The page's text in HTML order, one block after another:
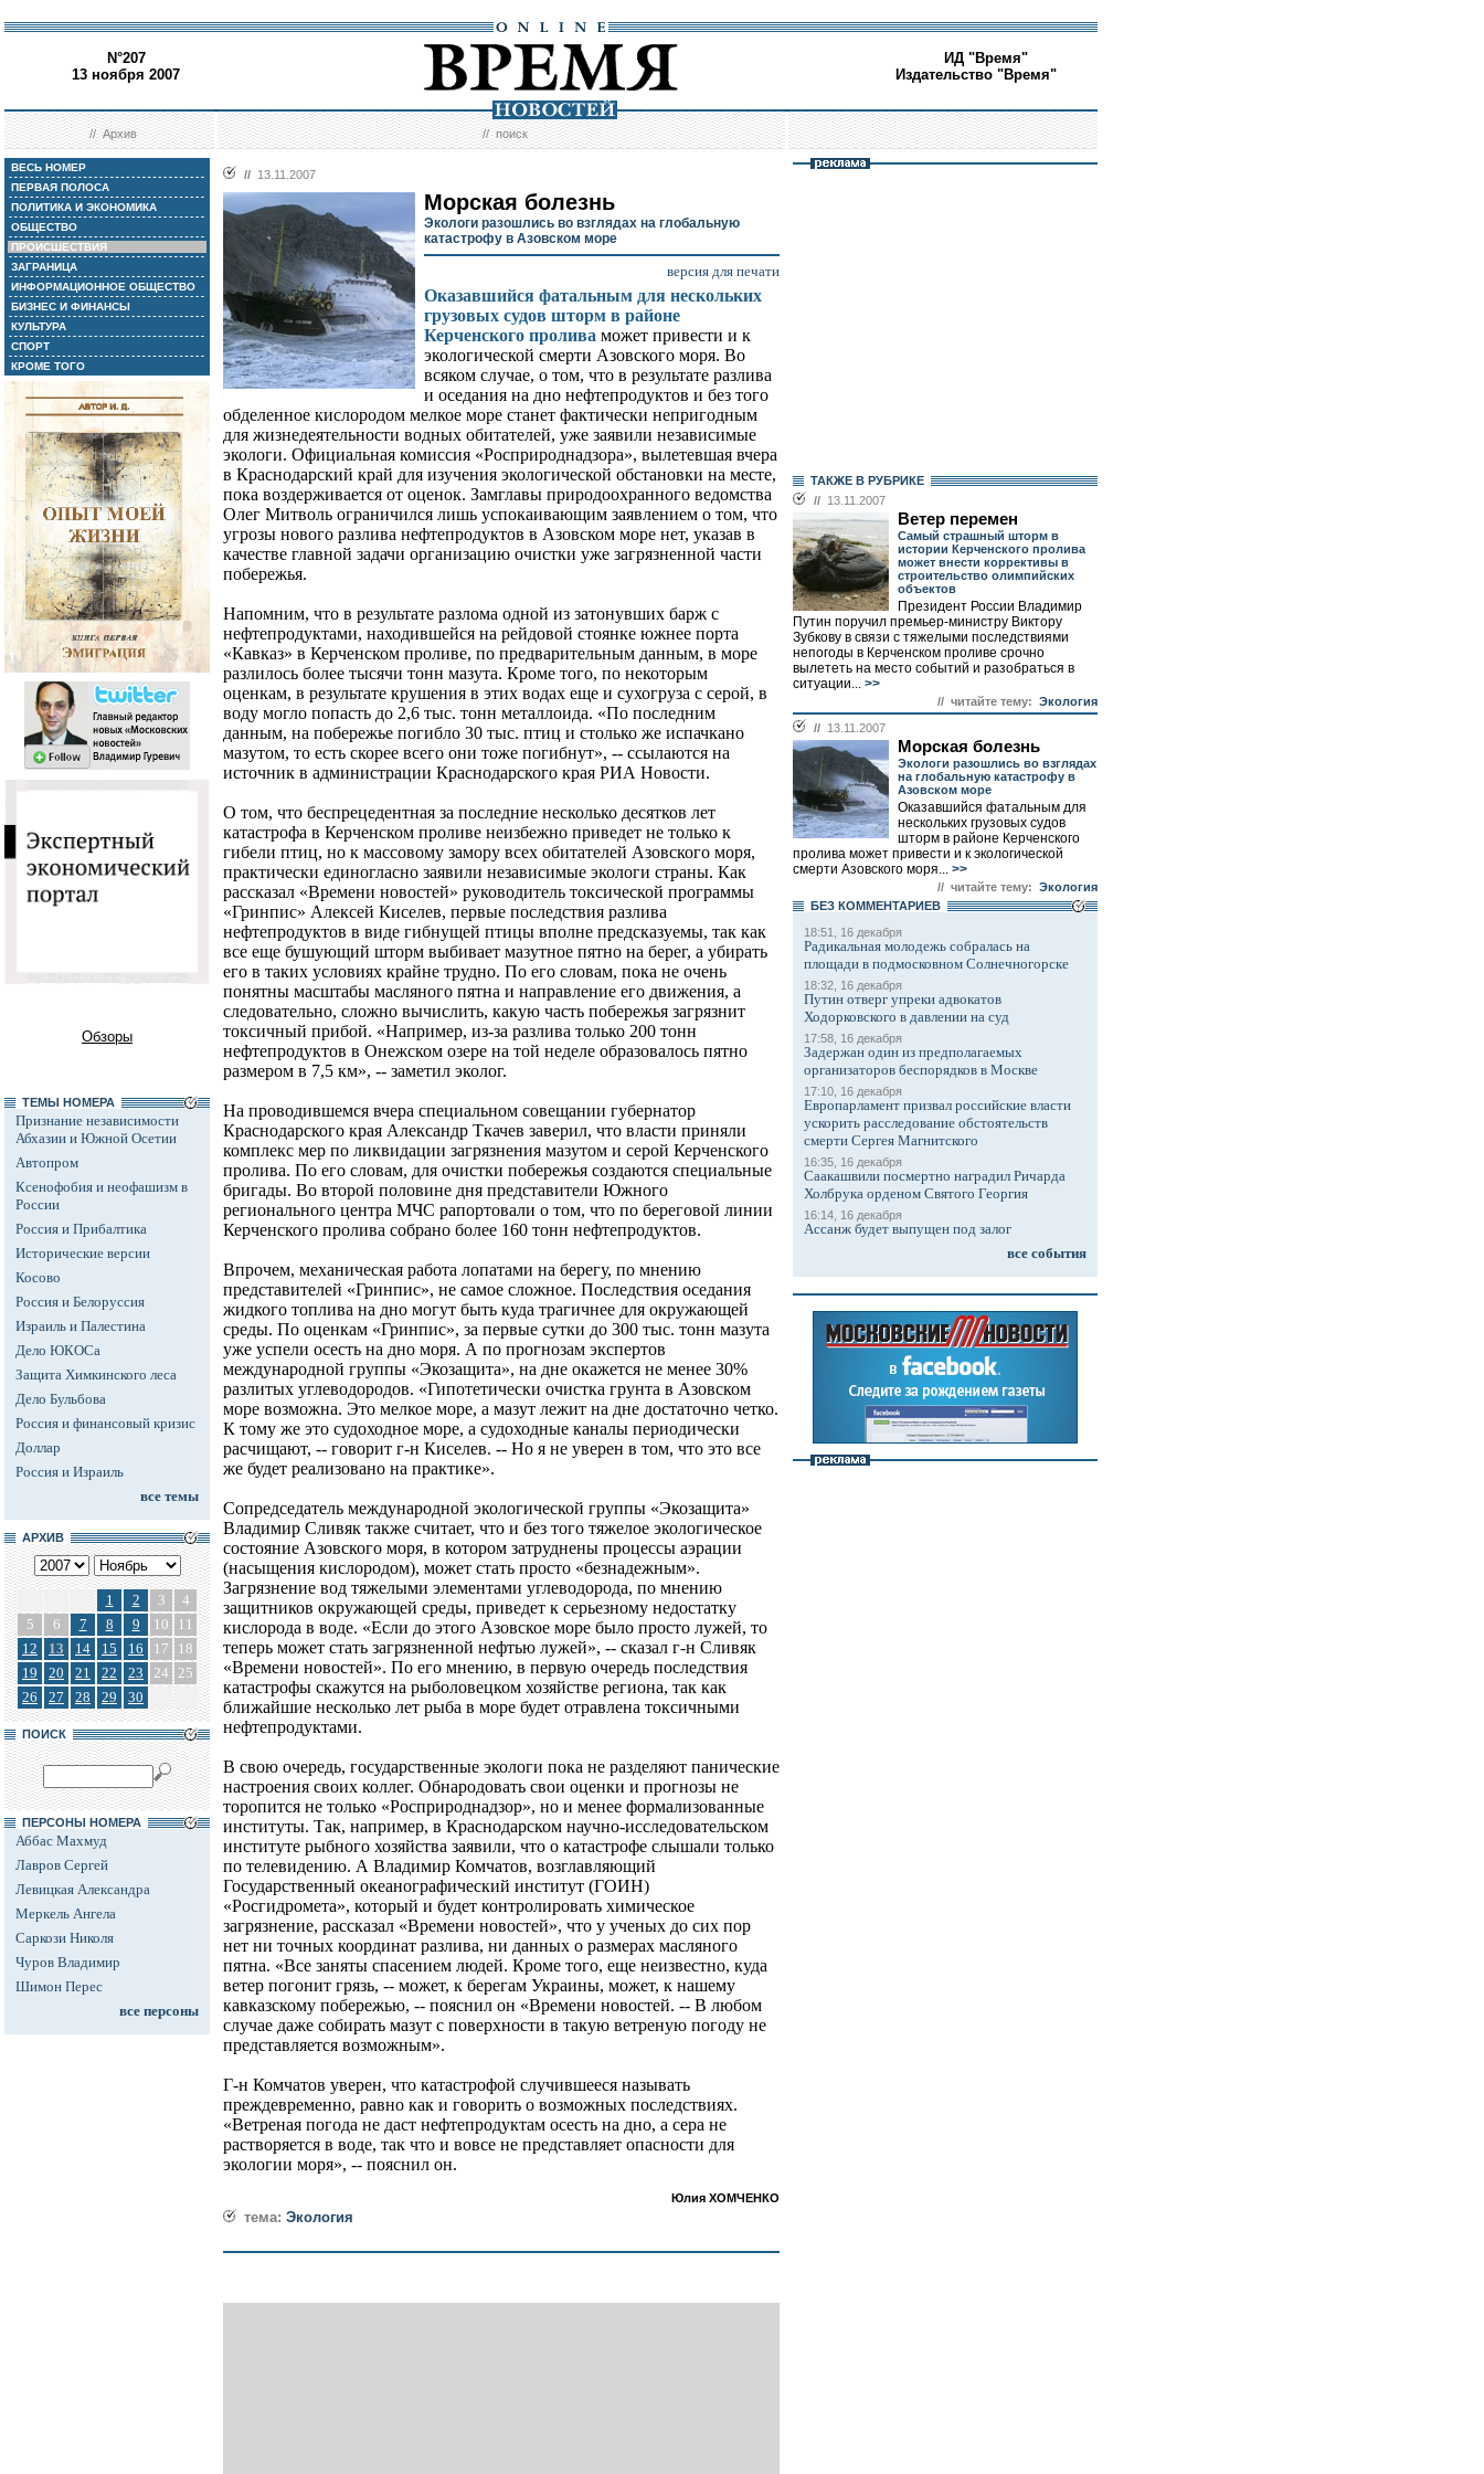
N°207
13 ноября 2007
ИД "Время"
Издательство "Время"
//Архив //поиск
ВЕСЬ НОМЕР
ПЕРВАЯ ПОЛОСА
ПОЛИТИКА И ЭКОНОМИКА
ОБЩЕСТВО
ПРОИСШЕСТВИЯ
ЗАГРАНИЦА
ИНФОРМАЦИОННОЕ ОБЩЕСТВО
БИЗНЕС И ФИНАНСЫ
КУЛЬТУРА
СПОРТ
КРОМЕ ТОГО
Обзоры
ТЕМЫ НОМЕРА
Признание независимости
Абхазии и Южной Осетии
Автопром
Ксенофобия и неофашизм в
России
Россия и Прибалтика
Исторические версии
Косово
Россия и Белоруссия
Израиль и Палестина
Дело ЮКОСа
Защита Химкинского леса
Дело Бульбова
Россия и финансовый кризис
Доллар
Россия и Израиль
все темы
АРХИВ
1 2 3
4
5
6 7 8 9 10
11
12
13 14 15 16 17
18
19
20 21 22 23 24 25
26
27 28 29 30
ПОИСК
ПЕРСОНЫ НОМЕРА
Аббас Махмуд
Лавров Сергей
Левицкая Александра
Меркель Ангела
Саркози Николя
Чуров Владимир
Шимон Перес
все персоны
// 13.11.2007
Морская болезнь
Экологи разошлись во взглядах на глобальную
катастрофу в Азовском море
версия для печати
Оказавшийся фатальным для нескольких
грузовых судов шторм в районе
Керченского пролива может привести и к
экологической смерти Азовского моря. Во
всяком случае, о том, что в результате разлива
и оседания на дно нефтепродуктов и без того
обделенное кислородом мелкое море станет фактически непригодным
для жизнедеятельности водных обитателей, уже заявили независимые
экологи. Официальная комиссия «Росприроднадзора», вылетевшая вчера
в Краснодарский край для изучения экологической обстановки на месте,
пока воздерживается от оценок. Замглавы природоохранного ведомства
Олег Митволь ограничился лишь успокаивающим заявлением о том, что
угрозы нового разлива нефтепродуктов в Азовском море нет, указав в
качестве главной задачи организацию очистки уже загрязненной части
побережья.
Напомним, что в результате разлома одной из затонувших барж с
нефтепродуктами, находившейся на рейдовой стоянке южнее порта
«Кавказ» в Керченском проливе, по предварительным данным, в море
разлилось более тысячи тонн мазута. Кроме того, по некоторым
оценкам, в результате крушения в этих водах еще и сухогруза с серой, в
воду могло попасть до 2,6 тыс. тонн металлоида. «По последним
данным, на побережье погибло 30 тыс. птиц и столько же испачкано
мазутом, то есть скорее всего они тоже погибнут», -- ссылаются на
источник в администрации Краснодарского края РИА Новости.
О том, что беспрецедентная за последние несколько десятков лет
катастрофа в Керченском проливе неизбежно приведет не только к
гибели птиц, но к массовому замору всех обитателей Азовского моря,
практически единогласно заявили независимые экологи страны. Как
рассказал «Времени новостей» руководитель токсической программы
«Гринпис» Алексей Киселев, первые последствия разлива
нефтепродуктов в виде гибнущей птицы вполне предсказуемы, так как
все еще бушующий шторм выбивает мазутное пятно на берег, а убирать
его в таких условиях крайне трудно. По его словам, пока не очень
понятны масштабы масляного пятна и направление его движения, а
следовательно, сложно вычислить, какую часть побережья загрязнит
токсичный прибой. «Например, из-за разлива только 200 тонн
нефтепродуктов в Онежском озере на той неделе образовалось пятно
размером в 7,5 км», -- заметил эколог.
На проводившемся вчера специальном совещании губернатор
Краснодарского края Александр Ткачев заверил, что власти приняли
комплекс мер по ликвидации загрязнения мазутом и серой Керченского
пролива. По его словам, для очистки побережья создаются специальные
бригады. Во второй половине дня представители Южного
регионального центра МЧС рапортовали о том, что по береговой линии
Керченского пролива собрано более 160 тонн нефтепродуктов.
Впрочем, механическая работа лопатами на берегу, по мнению
представителей «Гринпис», не самое сложное. Последствия оседания
жидкого топлива на дно могут быть куда трагичнее для окружающей
среды. По оценкам «Гринпис», за первые сутки до 300 тыс. тонн мазута
уже успели осесть на дно моря. А по прогнозам экспертов
международной группы «Экозащита», на дне окажется не менее 30%
разлитых углеводородов. «Гипотетически очистка грунта в Азовском
море возможна. Это мелкое море, а мазут лежит на дне достаточно четко.
К тому же это судоходное море, а судоходные каналы периодически
расчищают, -- говорит г-н Киселев. -- Но я не уверен в том, что это все
же будет реализовано на практике».
Сопредседатель международной экологической группы «Экозащита»
Владимир Сливяк также считает, что и без того тяжелое экологическое
состояние Азовского моря, в котором затруднены процессы аэрации
(насыщения кислородом), может стать просто «безнадежным».
Загрязнение вод тяжелыми элементами углеводорода, по мнению
защитников окружающей среды, приведет к серьезному недостатку
кислорода в воде. «Если до этого Азовское море было просто лужей, то
теперь может стать загрязненной нефтью лужей», -- сказал г-н Сливяк
«Времени новостей». По его мнению, в первую очередь последствия
катастрофы скажутся на рыболовецком хозяйстве региона, так как
ближайшие несколько лет рыба в море будет отравлена токсичными
нефтепродуктами.
В свою очередь, государственные экологи пока не разделяют панические
настроения своих коллег. Обнародовать свои оценки и прогнозы не
торопится не только «Росприроднадзор», но и менее формализованные
институты. Так, например, в Краснодарском научно-исследовательском
институте рыбного хозяйства заявили, что о катастрофе слышали только
по телевидению. А Владимир Комчатов, возглавляющий
Государственный океанографический институт (ГОИН)
«Росгидромета», который и будет контролировать химическое
загрязнение, рассказал «Времени новостей», что у ученых до сих пор
нет ни точных координат разлива, ни данных о размерах масляного
пятна. «Все заняты спасением людей. Кроме того, еще неизвестно, куда
ветер погонит грязь, -- может, к берегам Украины, может, к нашему
кавказскому побережью, -- пояснил он «Времени новостей. -- В любом
случае даже собирать мазут с поверхности в такую ветреную погоду не
представляется возможным».
Г-н Комчатов уверен, что катастрофой случившееся называть
преждевременно, равно как и говорить о возможных последствиях.
«Ветреная погода не даст нефтепродуктам осесть на дно, а сера не
растворяется в воде, так что и вовсе не представляет опасности для
экологии моря», -- пояснил он.
Юлия ХОМЧЕНКО
тема: Экология
ТАКЖЕ В РУБРИКЕ
// 13.11.2007
Ветер перемен
Самый страшный шторм в
истории Керченского пролива
может внести коррективы в
строительство олимпийских
объектов
Президент России Владимир
Путин поручил премьер-министру Виктору
Зубкову в связи с тяжелыми последствиями
непогоды в Керченском проливе срочно
вылететь на место событий и разобраться в
ситуации... >>
// читайте тему: Экология
// 13.11.2007
Морская болезнь
Экологи разошлись во взглядах
на глобальную катастрофу в
Азовском море
Оказавшийся фатальным для
нескольких грузовых судов
шторм в районе Керченского
пролива может привести и к экологической
смерти Азовского моря... >>
// читайте тему: Экология
БЕЗ КОМMЕНТАРИЕВ
18:51, 16 декабря
Радикальная молодежь собралась на
площади в подмосковном Солнечногорске
18:32, 16 декабря
Путин отверг упреки адвокатов
Ходорковского в давлении на суд
17:58, 16 декабря
Задержан один из предполагаемых
организаторов беспорядков в Москве
17:10, 16 декабря
Европарламент призвал российские власти
ускорить расследование обстоятельств
смерти Сергея Магнитского
16:35, 16 декабря
Саакашвили посмертно наградил Ричарда
Холбрука орденом Святого Георгия
16:14, 16 декабря
Ассанж будет выпущен под залог
все события